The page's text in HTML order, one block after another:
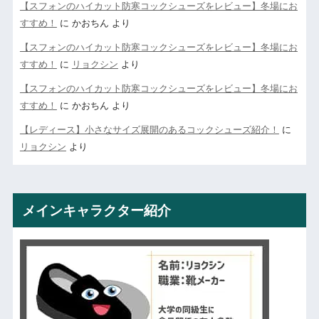
【スフォンのハイカット防寒コックシューズをレビュー】冬場にお
すすめ！
に かおちん より
【スフォンのハイカット防寒コックシューズをレビュー】冬場にお
すすめ！
に リョクシン より
【スフォンのハイカット防寒コックシューズをレビュー】冬場にお
すすめ！
に かおちん より
【レディース】小さなサイズ展開のあるコックシューズ紹介！
に
リョクシン より
メインキャラクター紹介